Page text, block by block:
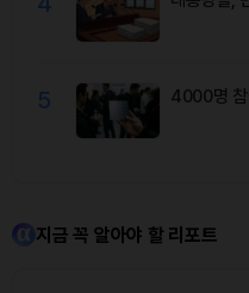
5 4000명 참
지금 꼭 알아야 할 리포트